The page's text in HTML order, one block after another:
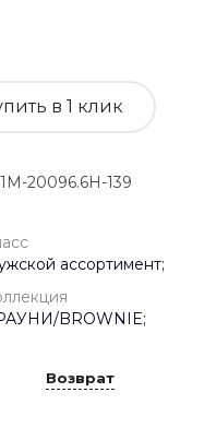
в 1 клик
20096.6H-139
ассортимент;
BROWNIE;
Возврат